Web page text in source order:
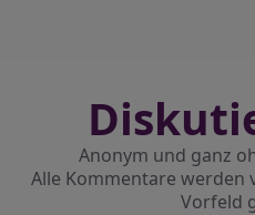
Anonym und ganz
Alle Kommentare werden
Vorfeld